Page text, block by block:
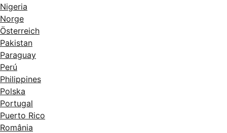
Nigeria
Norge
Österreich
Pakistan
Paraguay
Perú
Philippines
Polska
Portugal
Puerto Rico
România